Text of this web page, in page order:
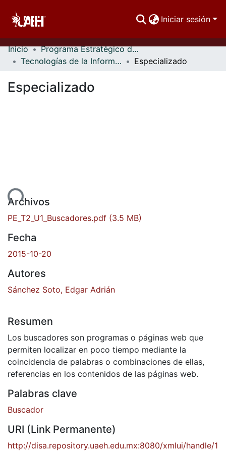
Iniciar sesión
Comunidades
Estadísticas
Inicio
Programa Estratégico de Formación Integral Permanente del Personal Académico
Tecnologías de la Información y la Comunicación
Especializado
Especializado
Archivos
PE_T2_U1_Buscadores.pdf (3.5 MB)
Fecha
2015-10-20
Autores
Sánchez Soto, Edgar Adrián
Resumen
Los buscadores son programas o páginas web que
permiten localizar en poco tiempo mediante la
coincidencia de palabras o combinaciones de ellas,
referencias en los contenidos de las páginas web.
Palabras clave
Buscador
URI (Link Permanente)
http://disa.repository.uaeh.edu.mx:8080/xmlui/handle/1